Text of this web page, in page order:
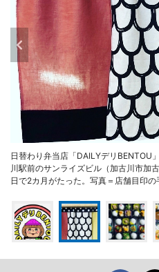
日替わり弁当店「DAILYデリ
川駅前のサンライズビル（加古川市加
日で2カ月がたった。写真＝店舗目印の